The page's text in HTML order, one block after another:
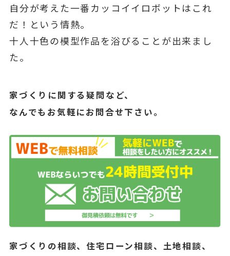
自分が考えた一番カッコイイロボットはこれ
だ！という情熱。
十人十色の模型作品を浴びることが出来まし
た。
家づくりに関する疑問など、
なんでもお気軽にお問合せ下さい。
家づくりの相談、住宅ローン相談、土地相談、